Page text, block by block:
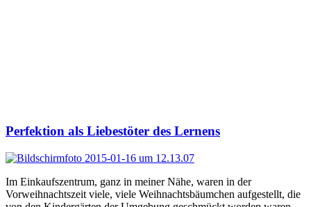
Perfektion als Liebestöter des Lernens
Im Einkaufszentrum, ganz in meiner Nähe, waren in der
Vorweihnachtszeit viele, viele Weihnachtsbäumchen aufgestellt, die